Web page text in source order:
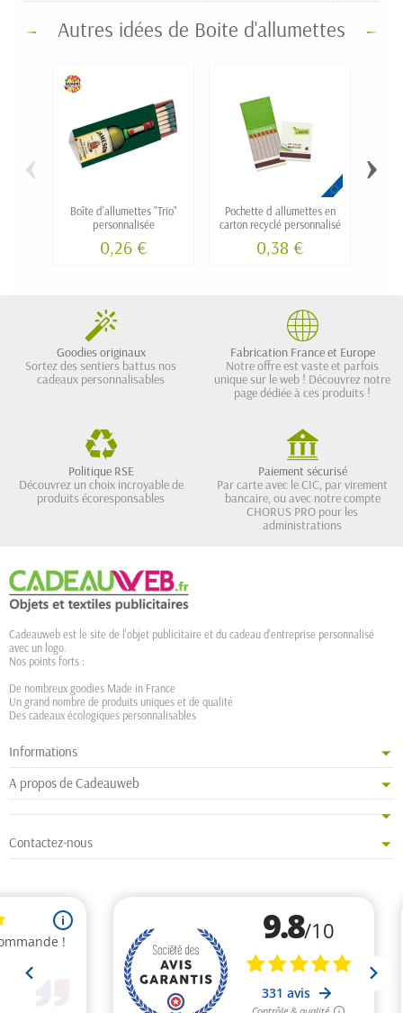
Autres idées de Boite d'allumettes
Boîte d'allumettes "Trio"
personnalisée
0,26 €
Pochette d allumettes en
carton recyclé personnalisé
0,38 €
‹ ›
Goodies originaux
Sortez des sentiers battus nos
cadeaux personnalisables
Fabrication France et Europe
Notre offre est vaste et parfois
unique sur le web ! Découvrez notre
page dédiée à ces produits !
Politique RSE
Découvrez un choix incroyable de
produits écoresponsables
Paiement sécurisé
Par carte avec le CIC, par virement
bancaire, ou avec notre compte
CHORUS PRO pour les
administrations
Cadeauweb est le site de l'objet publicitaire et du cadeau d'entreprise personnalisé
avec un logo.
Nos points forts :
De nombreux goodies Made in France
Un grand nombre de produits uniques et de qualité
Des cadeaux écologiques personnalisables
Informations
A propos de Cadeauweb
Contactez-nous